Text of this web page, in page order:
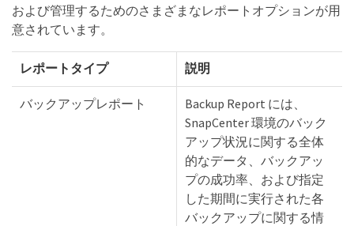
および管理するためのさまざまなレポートオプションが用
意されています。
レポートタイプ 説明
バックアップレポート
Backup Report には、
SnapCenter 環境のバック
アップ状況に関する全体
的なデータ、バックアッ
プの成功率、および指定
した期間に実行された各
バックアップに関する情